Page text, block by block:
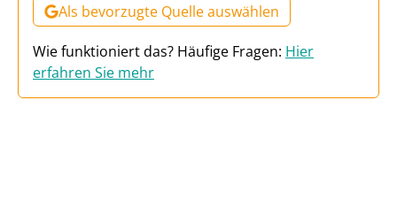
Als bevorzugte Quelle auswählen
Wie funktioniert das? Häufige Fragen: Hier
erfahren Sie mehr